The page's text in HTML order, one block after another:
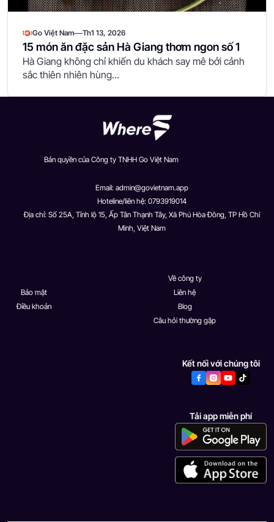
Go Việt Nam—Th1 13, 2026
15 món ăn đặc sản Hà Giang thơm ngon số 1
Hà Giang không chỉ khiến du khách say mê bởi cảnh
sắc thiên nhiên hùng...
Bản quyền của Công ty TNHH Go Việt Nam
Email: admin@govietnam.app
Hoteline/liên hệ: 0793919014
Địa chỉ: Số 25A, Tỉnh lộ 15, Ấp Tân Thạnh Tây, Xã Phú Hòa Đông, TP Hồ Chí
Minh, Việt Nam
Bảo mật
Điều khoản
Về công ty
Liên hệ
Blog
Câu hỏi thường gặp
Kết nối với chúng tôi
Tải app miễn phí